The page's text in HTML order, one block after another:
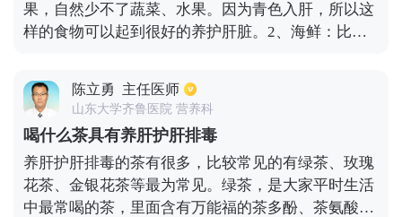
果，自然少不了蔬菜、水果。因为青色入肝，所以这
样的食物可以起到很好的养护肝脏。2、海鲜：比如
以增强人体自身免疫功能，从而有修复人体破损细胞
的功能。所以经常食用这样的食物，这样可以起到养
肝护肝的效果。3、豆制品：豆制品中本身就含有丰
富的蛋白质，维生素以及各种微量元素，其中还含有
少量脂肪以及少量碳水化合物，对人体肝脏有极强的
修复能力。
陈立勇 主任医师
山东大学齐鲁医院 营养科
喝什么茶具有养肝护肝排毒
养肝护肝排毒的茶有很多，比较常见的有绿茶、玫瑰
花茶、金银花茶等最为常见。绿茶，是大家平时生活
中最常喝的茶，里面含有万能福的茶多酚、茶氨酸、